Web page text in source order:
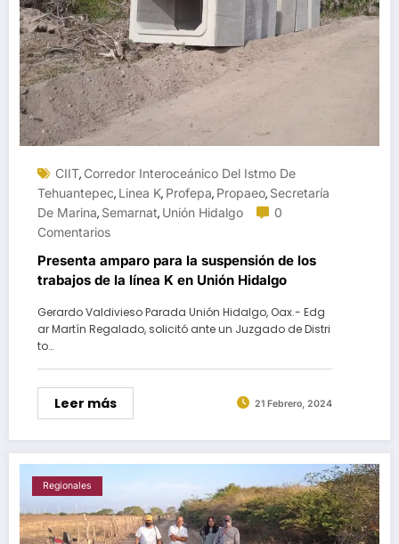
CIIT, Corredor Interoceánico Del Istmo De
Tehuantepec, Linea K, Profepa, Propaeo, Secretaría
De Marina, Semarnat, Unión Hidalgo
0
Comentarios
Presenta amparo para la suspensión de los
trabajos de la línea K en Unión Hidalgo
Gerardo Valdivieso Parada Unión Hidalgo, Oax.- Edg
ar Martín Regalado, solicitó ante un Juzgado de Distri
to…
Leer más 21 Febrero, 2024
Regionales